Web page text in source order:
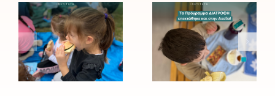
του
Ινστιτούτου
Prolepsis
για τη
σίτιση και
ΔΙΑΤΡΟΦΗ
του
Ινστιτούτου
Prolepsis
επεκτάθηκε